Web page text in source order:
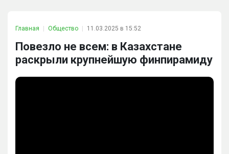
Главная Общество 11.03.2025 в 15:52
Повезло не всем: в Казахстане
раскрыли крупнейшую финпирамиду